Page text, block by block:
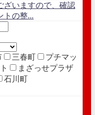
ざいますので、確認
トの整...
三春町
プチマッ
まざっせプラザ
石川町